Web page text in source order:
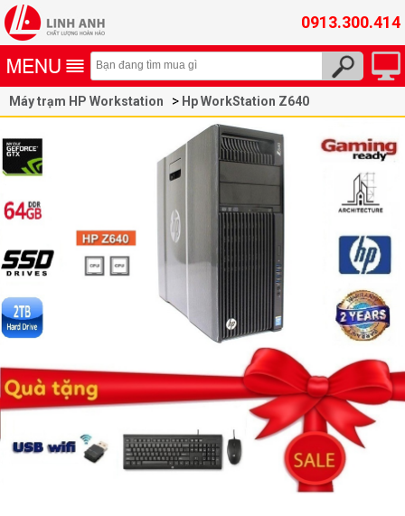
0913.300.414
Máy trạm HP Workstation Hp WorkStation Z640